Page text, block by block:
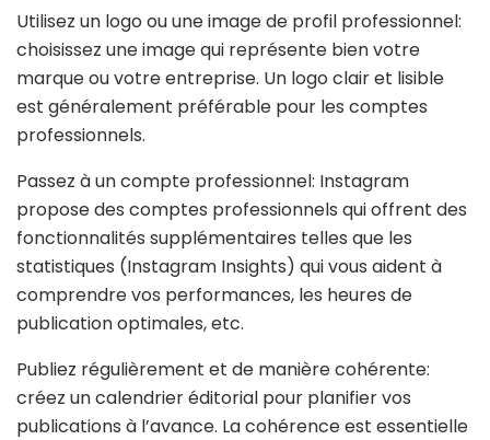
Utilisez un logo ou une image de profil professionnel:
choisissez une image qui représente bien votre
marque ou votre entreprise. Un logo clair et lisible
est généralement préférable pour les comptes
professionnels.
Passez à un compte professionnel: Instagram
propose des comptes professionnels qui offrent des
fonctionnalités supplémentaires telles que les
statistiques (Instagram Insights) qui vous aident à
comprendre vos performances, les heures de
publication optimales, etc.
Publiez régulièrement et de manière cohérente:
créez un calendrier éditorial pour planifier vos
publications à l’avance. La cohérence est essentielle